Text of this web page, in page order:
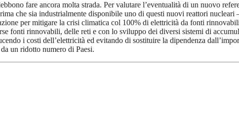
fare ancora molta strada. Per valutare l’eventualità di un nuovo
che sia industrialmente disponibile uno di questi nuovi reattori
per mitigare la crisi climatica col 100% di elettricità da fonti
fonti rinnovabili, delle reti e con lo sviluppo dei diversi sistemi di
i costi dell’elettricità ed evitando di sostituire la dipendenza
un ridotto numero di Paesi.